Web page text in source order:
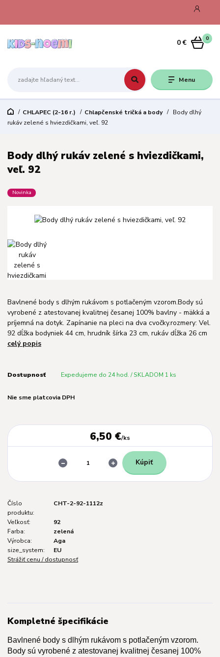
Menu
0
0 €
CHLAPEC (2-16 r.) Chlapčenské tričká a body
Body dlhý
rukáv zelené s hviezdičkami, veľ. 92
Body dlhý rukáv zelené s hviezdičkami,
veľ. 92
Novinka
Bavlnené body s dlhým rukávom s potlačeným vzorom.Body sú
vyrobené z atestovanej kvalitnej česanej 100% bavlny - mäkká a
príjemná na dotyk. Zapínanie na pleci na dva cvočky.rozmery: Vel.
92 dĺžka bodyniek 44 cm, hrudník šírka 23 cm, rukáv dĺžka 26 cm
celý popis
Dostupnosť Expedujeme do 24 hod. / SKLADOM 1 ks
Nie sme platcovia DPH
6,50 €/ks
Kúpiť
Číslo
produktu:
CHT-2-92-1112z
Veľkosť:
92
Farba:
zelená
Výrobca:
Aga
size_system:
EU
Strážiť cenu / dostupnosť
Kompletné špecifikácie
Bavlnené body s dlhým rukávom s potlačeným vzorom.
Body sú vyrobené z atestovanej kvalitnej česanej 100%